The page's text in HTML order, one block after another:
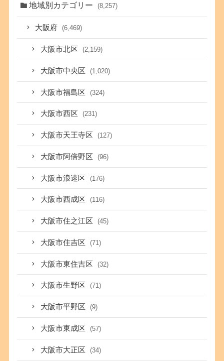
地域別カテゴリー (8,257)
大阪府 (6,469)
大阪市北区 (2,159)
大阪市中央区 (1,020)
大阪市福島区 (324)
大阪市西区 (231)
大阪市天王寺区 (127)
大阪市阿倍野区 (96)
大阪市浪速区 (176)
大阪市西成区 (116)
大阪市住之江区 (45)
大阪市住吉区 (71)
大阪市東住吉区 (32)
大阪市生野区 (71)
大阪市平野区 (9)
大阪市東成区 (57)
大阪市大正区 (34)